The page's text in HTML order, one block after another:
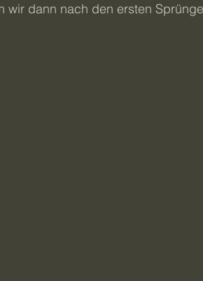
wir dann nach den ersten